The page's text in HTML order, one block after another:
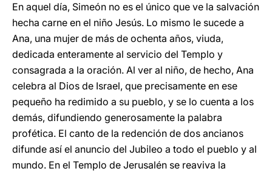
En aquel día, Simeón no es el único que ve la salvación
hecha carne en el niño Jesús. Lo mismo le sucede a
Ana, una mujer de más de ochenta años, viuda,
dedicada enteramente al servicio del Templo y
consagrada a la oración. Al ver al niño, de hecho, Ana
celebra al Dios de Israel, que precisamente en ese
pequeño ha redimido a su pueblo, y se lo cuenta a los
demás, difundiendo generosamente la palabra
profética. El canto de la redención de dos ancianos
difunde así el anuncio del Jubileo a todo el pueblo y al
mundo. En el Templo de Jerusalén se reaviva la